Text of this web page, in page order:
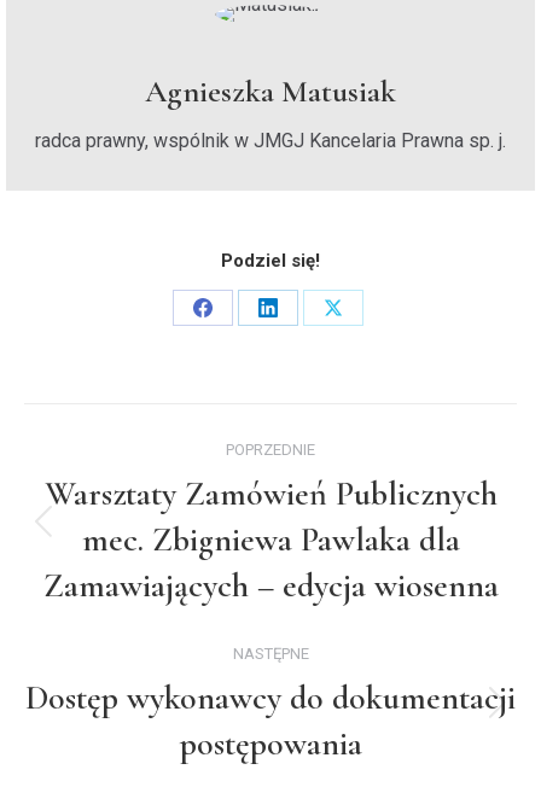
Agnieszka Matusiak
radca prawny, wspólnik w JMGJ Kancelaria Prawna sp. j.
Podziel się!
Share
Share
Share
wpisów
POPRZEDNIE
Poprzedni
Warsztaty Zamówień Publicznych
mec. Zbigniewa Pawlaka dla
Zamawiających – edycja wiosenna
NASTĘPNE
Następny
wpis:
Dostęp wykonawcy do dokumentacji
postępowania